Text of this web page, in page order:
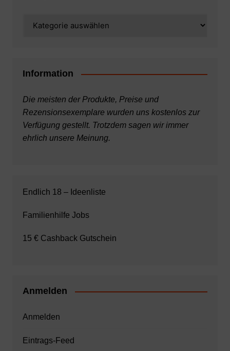
Information
Die meisten der Produkte, Preise und
Rezensionsexemplare wurden uns kostenlos zur
Verfügung gestellt. Trotzdem sagen wir immer
ehrlich unsere Meinung.
Endlich 18 – Ideenliste
Familienhilfe Jobs
15 € Cashback Gutschein
Anmelden
Anmelden
Eintrags-Feed